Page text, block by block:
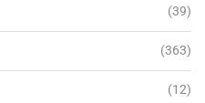
(39)
(363)
(12)